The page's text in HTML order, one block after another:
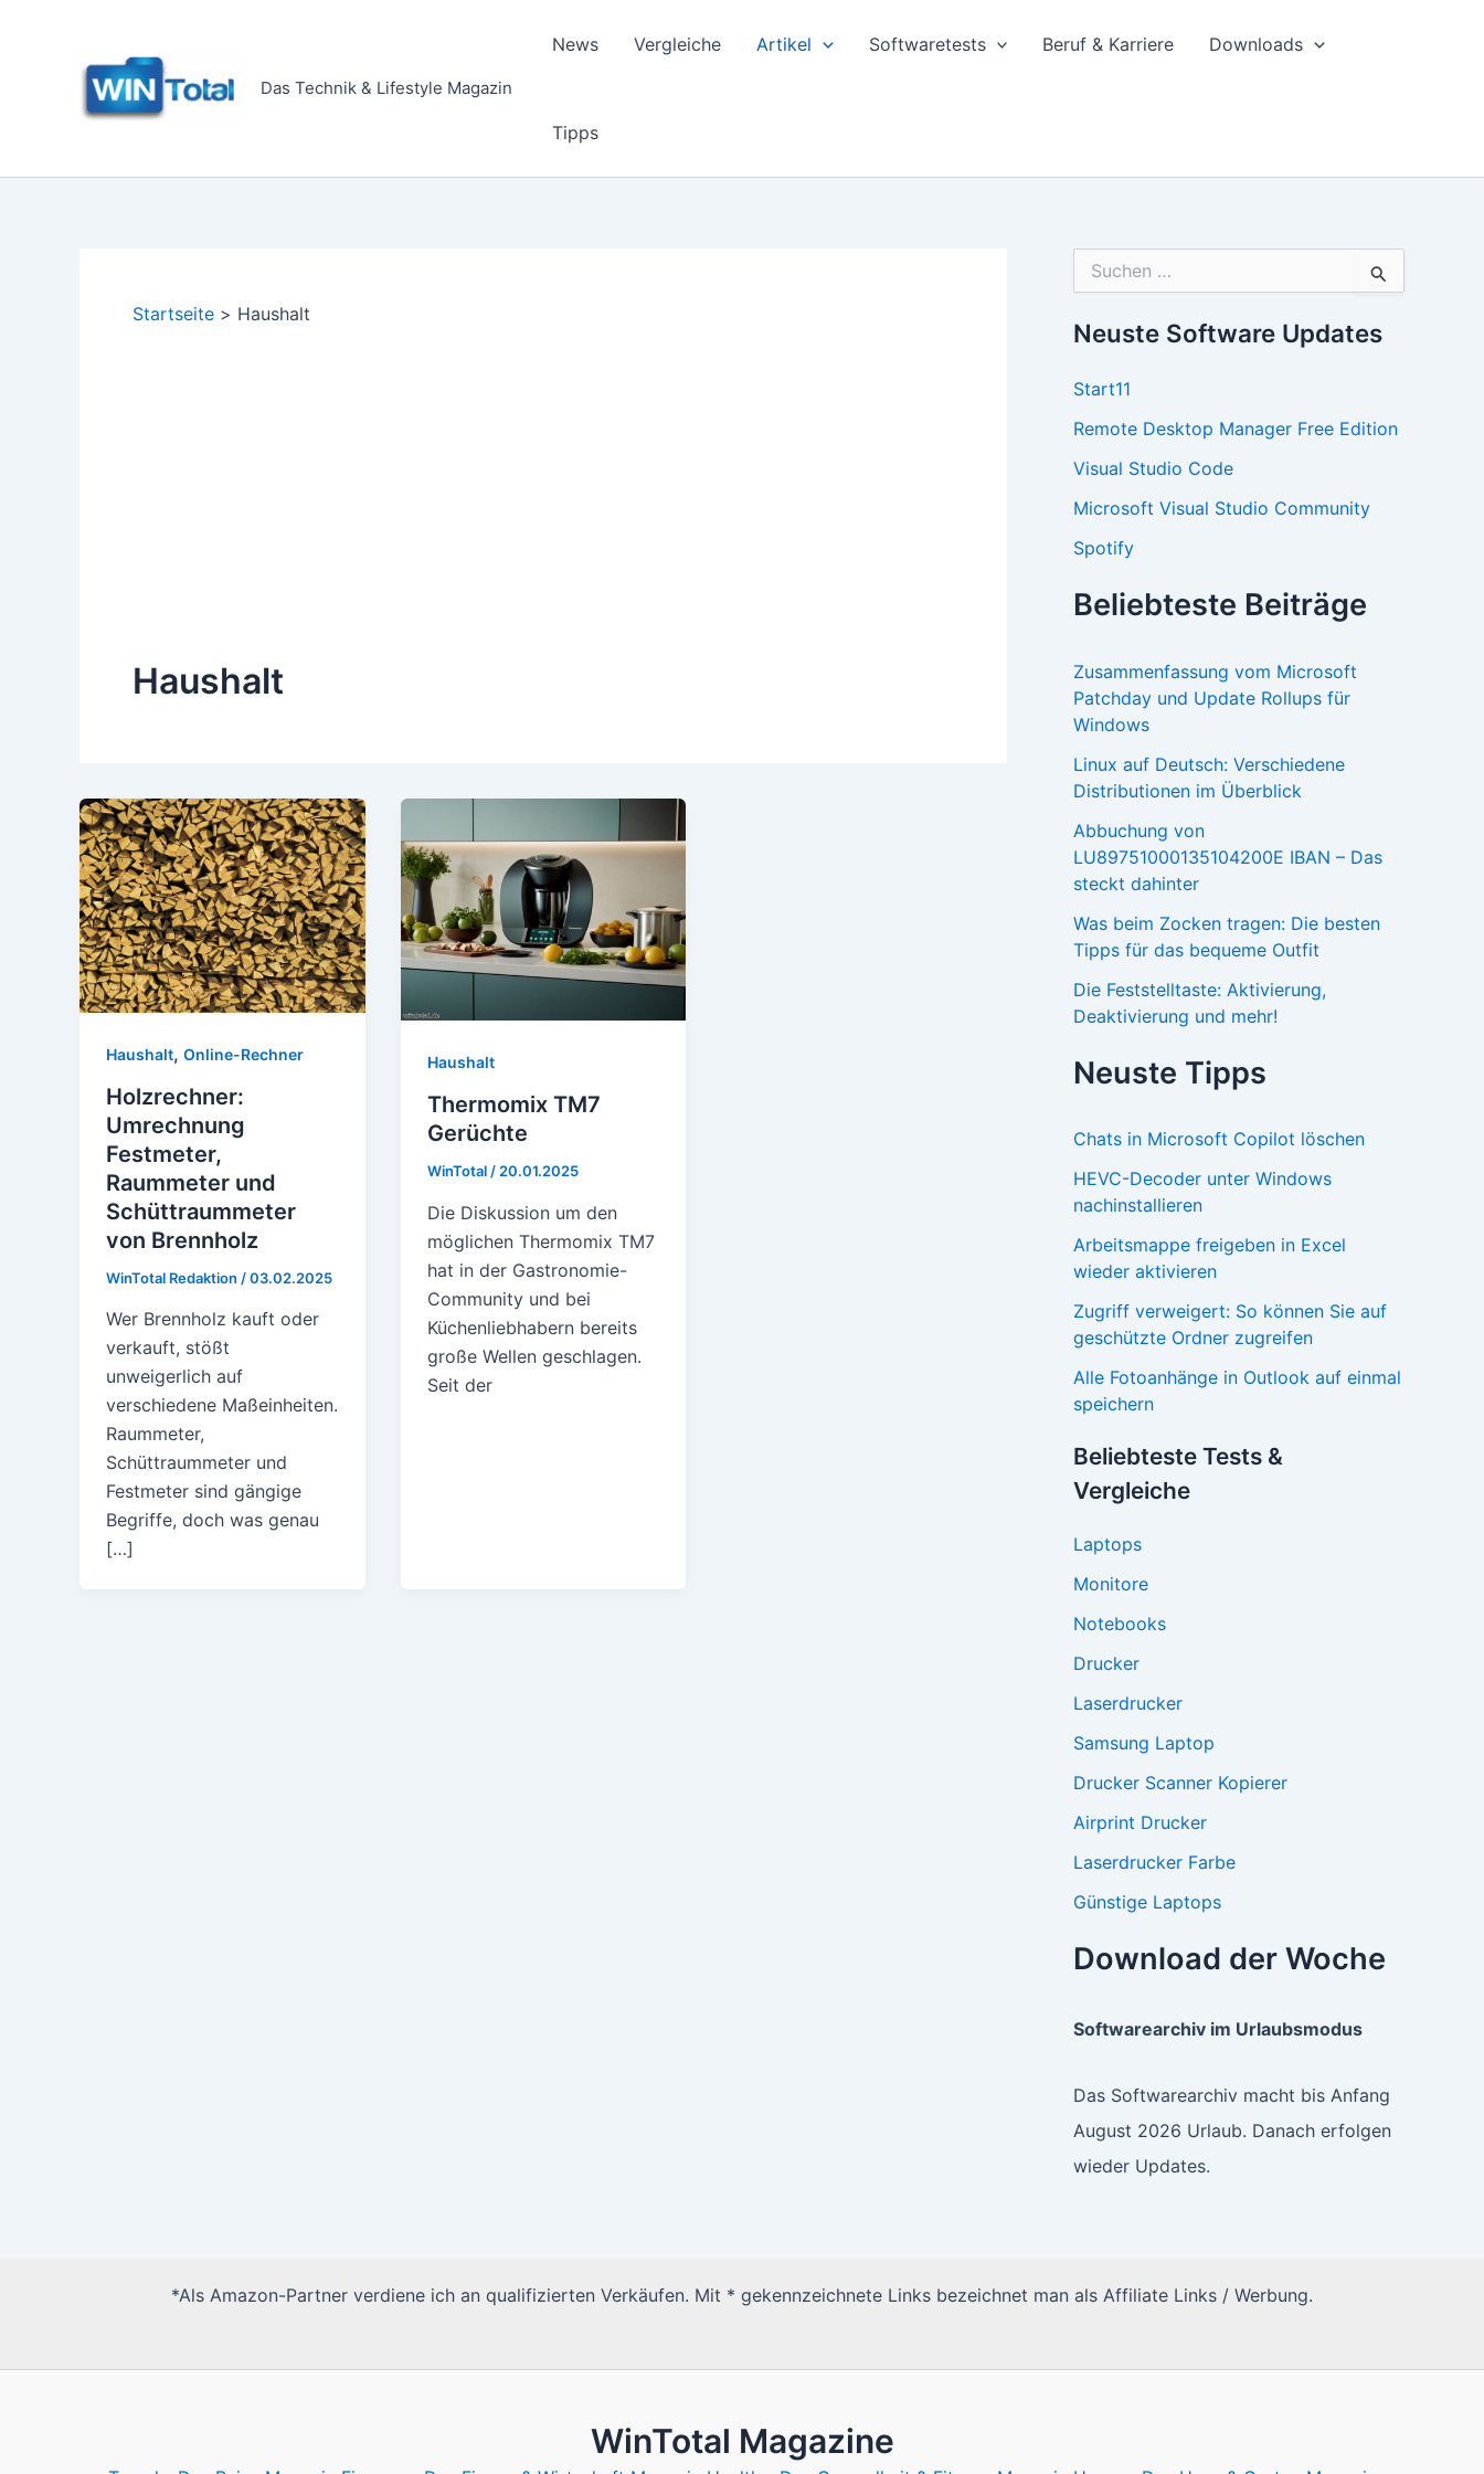
Das Technik & Lifestyle Magazin
News Vergleiche Artikel Softwaretests Beruf & Karriere Downloads
Tipps
Startseite Haushalt
Haushalt
Haushalt, Online-Rechner
Holzrechner:
Umrechnung
Festmeter,
Raummeter und
Schüttraummeter
von Brennholz
WinTotal Redaktion /03.02.2025
Wer Brennholz kauft oder
verkauft, stößt
unweigerlich auf
verschiedene Maßeinheiten.
Raummeter,
Schüttraummeter und
Festmeter sind gängige
Begriffe, doch was genau
[…]
Haushalt
Thermomix TM7
Gerüchte
WinTotal / 20.01.2025
Die Diskussion um den
möglichen Thermomix TM7
hat in der Gastronomie-
Community und bei
Küchenliebhabern bereits
große Wellen geschlagen.
Seit der
h
e
n
c
Neuste Software Updates
Start11
Remote Desktop Manager Free Edition
Visual Studio Code
Microsoft Visual Studio Community
Spotify
Beliebteste Beiträge
Zusammenfassung vom Microsoft
Patchday und Update Rollups für
Windows
Linux auf Deutsch: Verschiedene
Distributionen im Überblick
Abbuchung von
LU89751000135104200E IBAN – Das
steckt dahinter
Was beim Zocken tragen: Die besten
Tipps für das bequeme Outfit
Die Feststelltaste: Aktivierung,
Deaktivierung und mehr!
Neuste Tipps
Chats in Microsoft Copilot löschen
HEVC-Decoder unter Windows
nachinstallieren
Arbeitsmappe freigeben in Excel
wieder aktivieren
Zugriff verweigert: So können Sie auf
geschützte Ordner zugreifen
Alle Fotoanhänge in Outlook auf einmal
speichern
Beliebteste Tests &
Vergleiche
Laptops
Monitore
Notebooks
Drucker
Laserdrucker
Samsung Laptop
Drucker Scanner Kopierer
Airprint Drucker
Laserdrucker Farbe
Günstige Laptops
Download der Woche
Softwarearchiv im Urlaubsmodus
Das Softwarearchiv macht bis Anfang
August 2026 Urlaub. Danach erfolgen
wieder Updates.
*Als Amazon-Partner verdiene ich an qualifizierten Verkäufen. Mit * gekennzeichnete Links bezeichnet man als Affiliate Links / Werbung.
WinTotal Magazine